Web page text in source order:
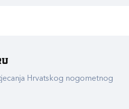
Hrvatskog nogometnog